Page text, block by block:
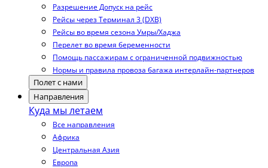
Разрешение Допуск на рейс
Рейсы через Терминал 3 (DXB)
Рейсы во время сезона Умры/Хаджа
Перелет во время беременности
Помощь пассажирам с ограниченной подвижностью
Нормы и правила провоза багажа интерлайн-партнеров
Полет с нами
Направления
Куда мы летаем
Все направления
Африка
Центральная Азия
Европа